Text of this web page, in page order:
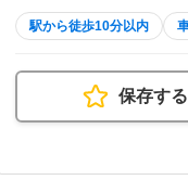
駅から徒歩10分以内
保存する